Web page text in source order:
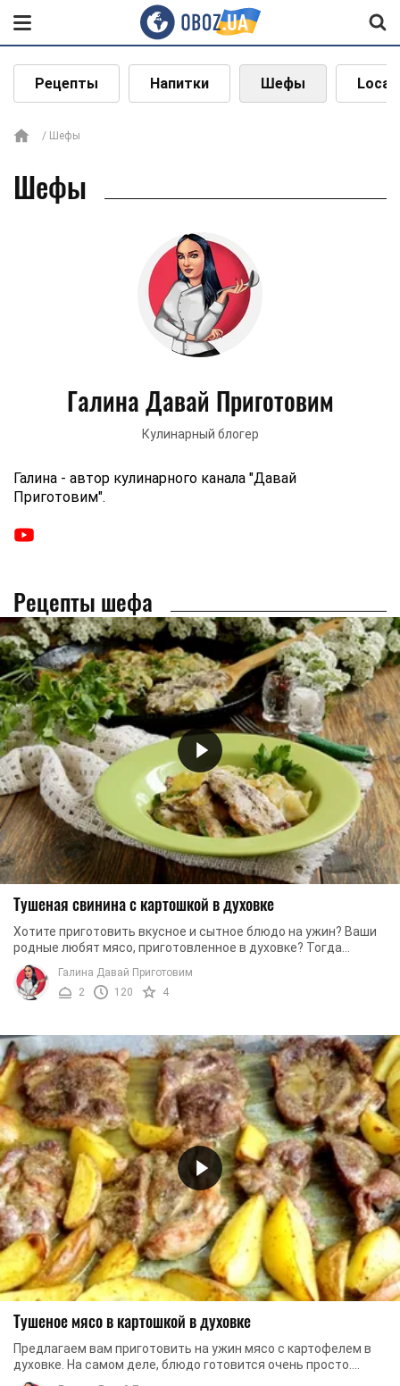
Рецепты Напитки Шефы Local
Шефы
Шефы
Галина Давай Приготовим
Кулинарный блогер
Галина - автор кулинарного канала "Давай
Приготовим".
Рецепты шефа
Тушеная свинина с картошкой в духовке
Хотите приготовить вкусное и сытное блюдо на ужин? Ваши
родные любят мясо, приготовленное в духовке? Тогда
приготовьте свинину с картофелем по ...
Галина Давай Приготовим
2
120 4
Тушеное мясо в картошкой в духовке
Предлагаем вам приготовить на ужин мясо с картофелем в
духовке. На самом деле, блюдо готовится очень просто.
Благодаря тому, что мы не готовим ...